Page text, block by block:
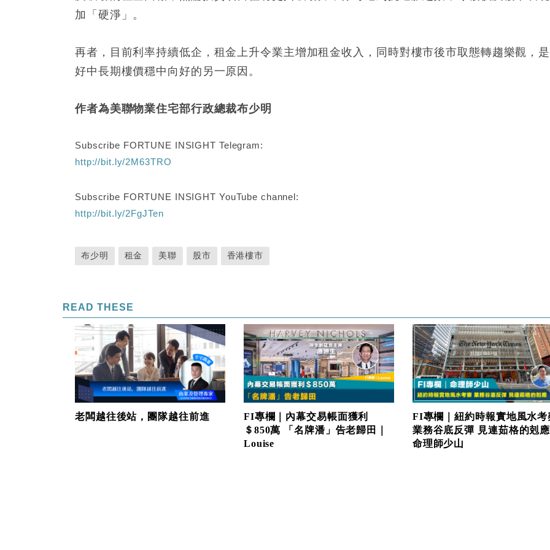
加「硬淨」。
再者，目前利率持續低企，租金上升令業主增加租金收入，同時對樓市後市取態轉趨樂觀，
好中長期樓價穩中向好的另一原因。
作者為美聯物業住宅部行政總裁布少明
Subscribe FORTUNE INSIGHT Telegram:
http://bit.ly/2M63TRO
Subscribe FORTUNE INSIGHT YouTube channel:
http://bit.ly/2FgJTen
布少明 租金 美聯 股市 香港樓市
READ THESE
老闆越往後站，團隊越往前進
FI專欄｜內幕交易帳面獲利
＄850萬 「名牌潘」告老歸田｜
Louise
FI專欄｜紐約時報實地風水考
業務谷底反彈 見連茹格的剋
命理師少山